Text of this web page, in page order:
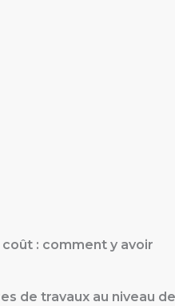
coût : comment y avoir
de travaux au niveau